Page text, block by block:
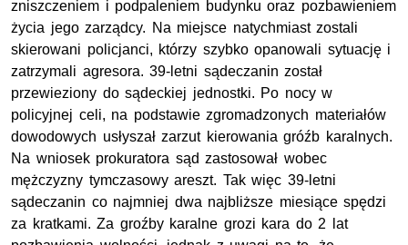
zniszczeniem i podpaleniem budynku oraz pozbawieniem
życia jego zarządcy. Na miejsce natychmiast zostali
skierowani policjanci, którzy szybko opanowali sytuację i
zatrzymali agresora. 39-letni sądeczanin został
przewieziony do sądeckiej jednostki. Po nocy w
policyjnej celi, na podstawie zgromadzonych materiałów
dowodowych usłyszał zarzut kierowania gróźb karalnych.
Na wniosek prokuratora sąd zastosował wobec
mężczyzny tymczasowy areszt. Tak więc 39-letni
sądeczanin co najmniej dwa najbliższe miesiące spędzi
za kratkami. Za groźby karalne grozi kara do 2 lat